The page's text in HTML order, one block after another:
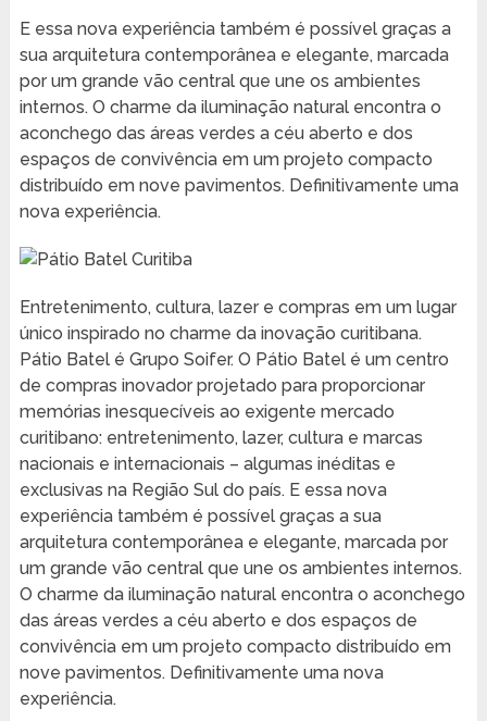
E essa nova experiência também é possível graças a
sua arquitetura contemporânea e elegante, marcada
por um grande vão central que une os ambientes
internos. O charme da iluminação natural encontra o
aconchego das áreas verdes a céu aberto e dos
espaços de convivência em um projeto compacto
distribuído em nove pavimentos. Definitivamente uma
nova experiência.
Entretenimento, cultura, lazer e compras em um lugar
único inspirado no charme da inovação curitibana.
Pátio Batel é Grupo Soifer. O Pátio Batel é um centro
de compras inovador projetado para proporcionar
memórias inesquecíveis ao exigente mercado
curitibano: entretenimento, lazer, cultura e marcas
nacionais e internacionais – algumas inéditas e
exclusivas na Região Sul do país. E essa nova
experiência também é possível graças a sua
arquitetura contemporânea e elegante, marcada por
um grande vão central que une os ambientes internos.
O charme da iluminação natural encontra o aconchego
das áreas verdes a céu aberto e dos espaços de
convivência em um projeto compacto distribuído em
nove pavimentos. Definitivamente uma nova
experiência.